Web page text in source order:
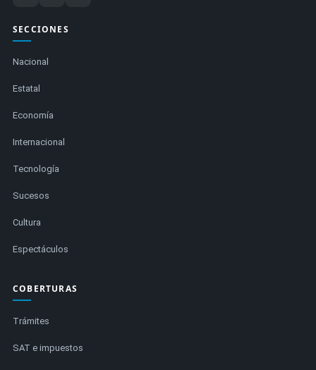
SECCIONES
Nacional
Estatal
Economía
Internacional
Tecnología
Sucesos
Cultura
Espectáculos
COBERTURAS
Trámites
SAT e impuestos